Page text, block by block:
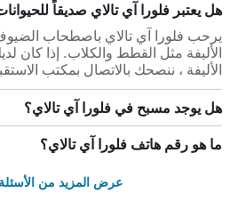
هل يعتبر فلورا آي تالاي صديقاً
يرحب فلورا آي تالاي باصطحاب
الأليفة مثل القطط والكلاب. إذا كان
الأليفة ، ننصحك بالاتصال بمكتب
هل يوجد مسبح في فلورا آي تالاي؟
ما هو رقم هاتف فلورا آي تالاي؟
عرض المزيد من